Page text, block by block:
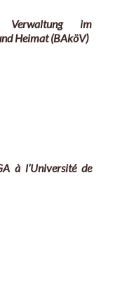
Verwaltung im
Heimat (BAköV)
à l’Université de